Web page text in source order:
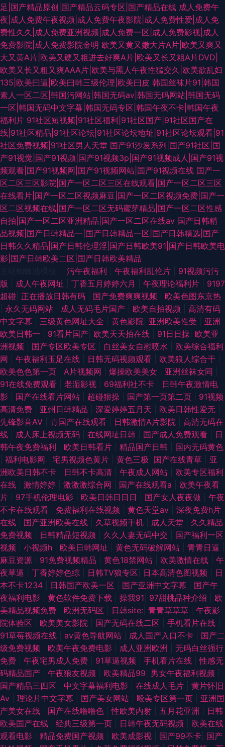
足|国产精品原创|国产精品云码专区|国产精品在线 成人免费午
夜|成人免费午夜视频|成人免费午夜影院|成人免费性爱|成人免
费性久久|成人免费亚洲视频|成人免费一区|成人免费影视|成人
免费影院|成人免费影院金明 欧美又黄又嫩大片A片|欧美又爽又
大又黄A片|欧美又硬又粗进去好爽A片|欧美又长又粗A片DVD|
欧美又长又粗又爽AAA片|欧美与黑人午夜性猛交久|欧美欲乱妇
135|欧美曰逼|欧美曰韩三级伦理|欧美曰皮 韩国丝袜片91|韩国
素人一区二区|韩国污网站|韩国无码av|韩国无码网站|韩国无码
一区|韩国无码中文字幕|韩国无码专区|韩国午夜不卡|韩国午夜
福利片 91社区短视频|91社区福利|91社区国产|91社区国产在
线|91社区精品|91社区论坛|91社区论坛地址|91社区论坛观看|91
社区免费视频|91社区男人天堂 国产91沙发系列|国产91社区|国
产91视觉|国产91视频|国产91视频3p|国产91视频成人|国产91视
频观看|国产91视频网|国产91视频网站|国产91视频在线 国产一
区二区三区影院|国产一区二区三区在线观看|国产一区二区三区
在线看片|国产一区二区视频麻豆|国产一区二区视频免费|国产一
区二区视频在线|国产一区二区无码蜜芽精品|国产一区二区性感
自拍|国产一区二区亚洲精品|国产一区二区在线av 国产日韩精
品视频|国产日韩精品一|国产日韩精品一区|国产日韩精选|国产
日韩久久精品|国产日韩伦理淫|国产日韩欧美91|国产日韩欧美电
影|国产日韩欧美二区|国产日韩欧美精品
污午夜福利 午夜福利乱伦片
91视频污污
版
成人午夜网址 丁香五月婷婷六月 午夜理论福利片
9197
超碰 正在播放日韩有码 国产免费爽爽视频
欧美色图东京热
永久无码网站 成人无码毛片国产 欧美自拍视频
高清有码
中文字幕
三级黄色网址大全 黄色影院 亚洲欧美性受
亚洲
欧美日韩一
91看片国产 欧美天天拍在线 91日日操 欧美亚
洲视频
国产专区欧美专区 白丝美女自慰喷水
欧美综合福利
网
午夜福利玉足在线 日韩无码视频观看 欧美狼人综合干
欧美色色第一页
A片视频网 爆操欧美美女 亚洲丝袜女同
91在线免费观看
老湿影视 69福利社不卡
日韩午夜激情电
影
国产在线看片网站 超碰狠操 国产第一页第二页
91视频
高清免费
亚州日韩精品 深爱婷婷五月天 欧美日韩性爱无
先锋影音AV
青国产在线观看 日韩激情A片影院
高清无码在
线
成人床上视频无码 在线网址日韩 国产成人免费观看
日
韩午夜免费福利
欧美日韩看片 精品国产日韩
国内无码黄色
福利电影网 宅男视频色黄片 黄色三极 国产在线青草
亚
洲欧美日韩不卡
日韩不卡高清 午夜成人网站
欧美专区福利
在线
激情婷婷 激激激综合网 国产在线观看a
欧美午夜看
片
97手机伦理电影 欧美日韩日日日 国产女人夜夜做
午夜
不卡在线观看
免费福利在线视频 黄色天堂av
深夜免费h片
在线
国产亚洲欧美在线 久草视频手机 成人天堂
久久精品
免费视频
日韩精品短视频 久久人妻无码中交
国产福利一区
视频
小视频h 欧美日韩网址 黄色无码破解网站 青青日逼
麻豆资源
91免费视频精品 黄色18禁网站 欧美激情在线
午
夜草逼
丁香婷婷色综 日韩TV狼专区 日本高清色图视频
日
本不卡1234
日韩国产欧美一区 国产亚洲中文字幕
国产午
夜福利电影
黄色软件免费下载 操我91 97甜桃品种介绍
欧
美精品视频免费
欧洲无码区 日韩site: 青青草草草
午夜影
院体验区
欧美美女影院 国产无码在线二区 手机看片在线
91草莓视频在线
av黄色导航网站 成人国产入口不卡
国产二
级免费视频
欧美午夜免费电影 成人亚洲欧洲
无码白丝强行
免费
午夜宅男成人免费 91草逼视频 手机看片在线 |性感无
码精品国产
午夜狼友视频 欧美精品99 男女午夜福利视频
国产精品三四区
中文字幕福利电影 在线成人毛片
黄片怀旧
Av
理论片中文字幕 国产美女网站 殴美专区第一页
亚洲国
产美女在线
国产在线噜噜色 |性欧美内射 五月花亚洲
日韩
欧美国产在线
经典三级第一页 日韩午夜无码视频
欧美在线
观看电影
精品免费国产视频 欧美成影视 国产99不卡 国产